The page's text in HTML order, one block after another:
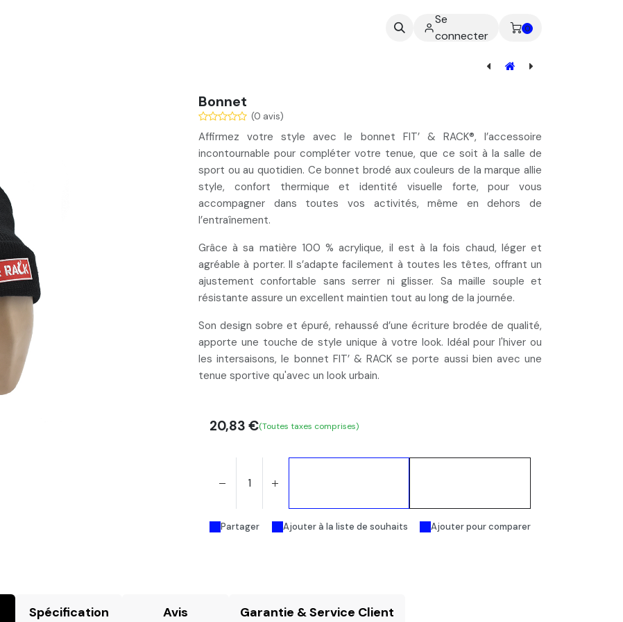
Se
connecter
0
Bonnet
(0 avis)
Affirmez votre style avec le bonnet FIT’ & RACK®, l’accessoire
incontournable pour compléter votre tenue, que ce soit à la salle de
sport ou au quotidien. Ce bonnet brodé aux couleurs de la marque allie
style, confort thermique et identité visuelle forte, pour vous
accompagner dans toutes vos activités, même en dehors de
l’entraînement.
Grâce à sa matière 100 % acrylique, il est à la fois chaud, léger et
agréable à porter. Il s’adapte facilement à toutes les têtes, offrant un
ajustement confortable sans serrer ni glisser. Sa maille souple et
résistante assure un excellent maintien tout au long de la journée.
Son design sobre et épuré, rehaussé d’une écriture brodée de qualité,
apporte une touche de style unique à votre look. Idéal pour l'hiver ou
les intersaisons, le bonnet FIT’ & RACK se porte aussi bien avec une
tenue sportive qu'avec un look urbain.
Ajouter pour comparer
Partager Ajouter à la liste de souhaits
20,83 €(Toutes taxes comprises)
Spécification Avis Garantie & Service Client